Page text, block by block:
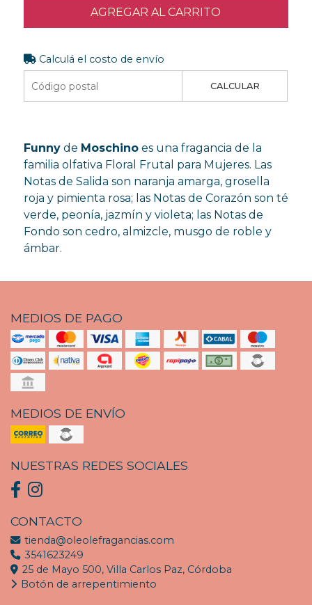
AGREGAR AL CARRITO
Calculá el costo de envío
CALCULAR
Funnyde Moschinoes una fragancia de la
familia olfativa Floral Frutal para Mujeres. Las
Notas de Salida son naranja amarga, grosella
roja y pimienta rosa; las Notas de Corazón son té
verde, peonía, jazmín y violeta; las Notas de
Fondo son cedro, almizcle, musgo de roble y
ámbar.
MEDIOS DE PAGO
MEDIOS DE ENVÍO
NUESTRAS REDES SOCIALES
CONTACTO
tienda@oleolefragancias.com
3541623249
25 de Mayo 500, Villa Carlos Paz, Córdoba
Botón de arrepentimiento